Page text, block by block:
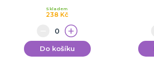
238 Kč
Skladem
Do košíku